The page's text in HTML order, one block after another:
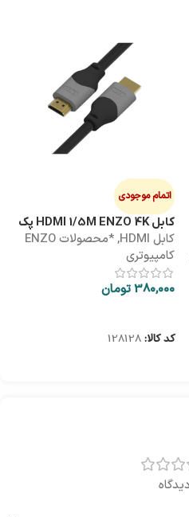
اتمام موجودی
کابل HDMI 1/5M ENZO 4K پک
طلقی
کابل HDMI ,
*محصولات ENZO
کامپیوتری
380,000تومان
کد کالا:128128